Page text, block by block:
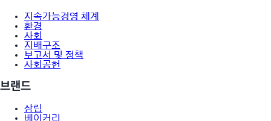
지속가능경영 체계
환경
사회
지배구조
보고서 및 정책
사회공헌
브랜드
삼립
베이커리